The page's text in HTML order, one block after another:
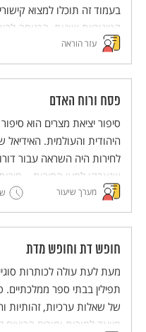
בעמוד זה תוכלו למצוא
קטיגוריות שונות. הכניסה
לבעלי מנוי לאתר.
עזר הוראה
פסח ורוח האדם
סיפור יציאת מצרים הוא
היהודית והעולמית.
לחירות היה השראה עבור
שנאבקו למען החירות –
של אחרים. בכך, מעבר להיותו
יציאת מצרים מבטא רעיון
– וחושף את המנגנונים
משעבדים אחרים. בשיעור הזה
טקסטים הקשורים ליציאת
נועד להעצים את ההזדהות
אדם, את האמפתיה לאחר ואת
למשמעות השליטה של אדם על
מערך שיעור
חופש דת וחופש מדת
מעת לעת עולה לכותרות
תפילין בבתי ספר ממלכתיים.
של שאלות ערכיות, זהותיות
מיועד למורות ומורים